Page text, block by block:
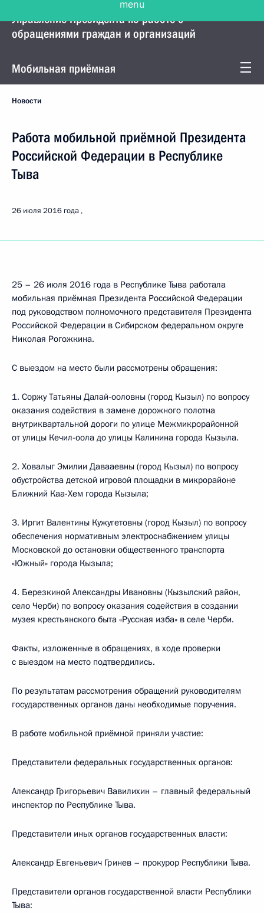
Управление Президента по работе с
обращениями граждан и организаций
Мобильная приёмная
Новости
Работа мобильной приёмной Президента
Российской Федерации в Республике
Тыва
26 июля 2016 года
25 – 26 июля 2016 года в Республике Тыва работала
мобильная приёмная Президента Российской Федерации
под руководством полномочного представителя Президента
Российской Федерации в Сибирском федеральном округе
Николая Рогожкина.
С выездом на место были рассмотрены обращения:
1. Соржу Татьяны Далай-ооловны (город Кызыл) по вопросу
оказания содействия в замене дорожного полотна
внутриквартальной дороги по улице Межмикрорайонной
от улицы Кечил-оола до улицы Калинина города Кызыла.
2. Ховалыг Эмилии Давааевны (город Кызыл) по вопросу
обустройства детской игровой площадки в микрорайоне
Ближний Каа-Хем города Кызыла;
3. Иргит Валентины Кужугетовны (город Кызыл) по вопросу
обеспечения нормативным электроснабжением улицы
Московской до остановки общественного транспорта
«Южный» города Кызыла;
4. Березкиной Александры Ивановны (Кызылский район,
село Черби) по вопросу оказания содействия в создании
музея крестьянского быта «Русская изба» в селе Черби.
Факты, изложенные в обращениях, в ходе проверки
с выездом на место подтвердились.
По результатам рассмотрения обращений руководителям
государственных органов даны необходимые поручения.
В работе мобильной приёмной приняли участие:
Представители федеральных государственных органов:
Александр Григорьевич Вавилихин – главный федеральный
инспектор по Республике Тыва.
Представители иных органов государственных власти:
Александр Евгеньевич Гринев – прокурор Республики Тыва.
Представители органов государственной власти Республики
Тыва: